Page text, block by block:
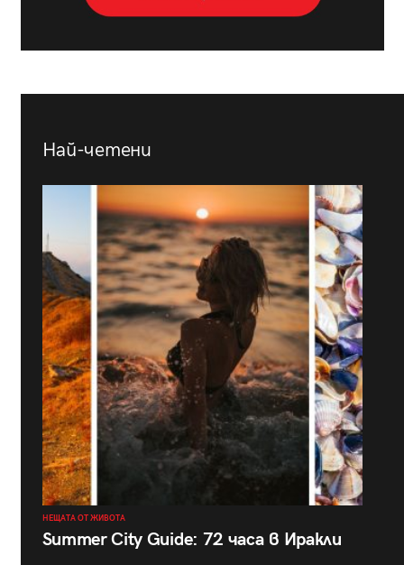
Най-четени
НЕЩАТА ОТ ЖИВОТА
Summer City Guide: 72 часа в Иракли